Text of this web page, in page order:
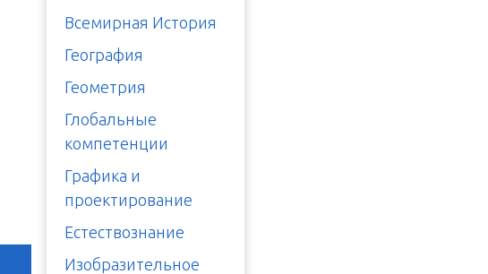
Всемирная История
География
Геометрия
Глобальные
компетенции
Графика и
проектирование
Естествознание
Изобразительное